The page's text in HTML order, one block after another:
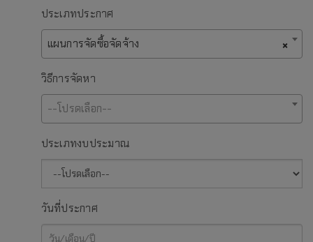
ประเภทประกาศ
×
แผนการจัดซื้อจัดจ้าง
วิธีการจัดหา
--โปรดเลือก--
ประเภทงบประมาณ
วันที่ประกาศ